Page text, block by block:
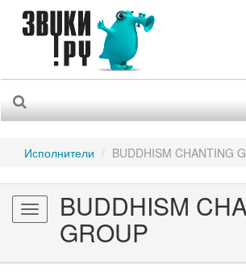
Исполнители BUDDHISM CHANTING
Toggle
navigation
BUDDHISM
GROUP